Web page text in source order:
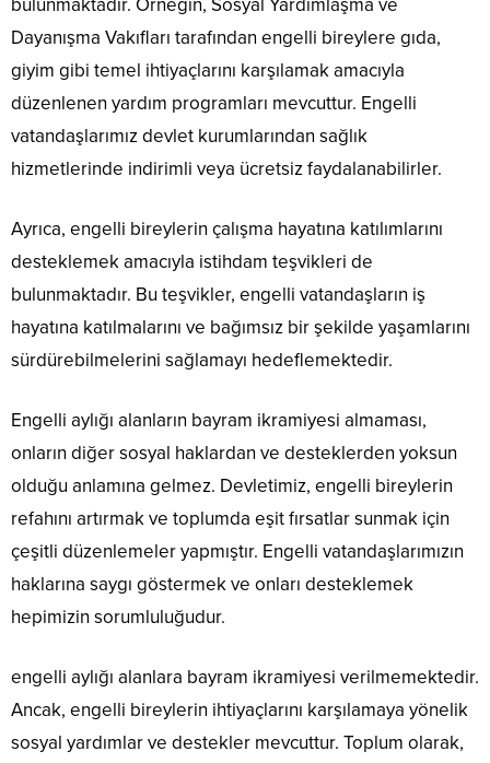
bulunmaktadır. Örneğin, Sosyal Yardımlaşma ve
Dayanışma Vakıfları tarafından engelli bireylere gıda,
giyim gibi temel ihtiyaçlarını karşılamak amacıyla
düzenlenen yardım programları mevcuttur. Engelli
vatandaşlarımız devlet kurumlarından sağlık
hizmetlerinde indirimli veya ücretsiz faydalanabilirler.
Ayrıca, engelli bireylerin çalışma hayatına katılımlarını
desteklemek amacıyla istihdam teşvikleri de
bulunmaktadır. Bu teşvikler, engelli vatandaşların iş
hayatına katılmalarını ve bağımsız bir şekilde yaşamlarını
sürdürebilmelerini sağlamayı hedeflemektedir.
Engelli aylığı alanların bayram ikramiyesi almaması,
onların diğer sosyal haklardan ve desteklerden yoksun
olduğu anlamına gelmez. Devletimiz, engelli bireylerin
refahını artırmak ve toplumda eşit fırsatlar sunmak için
çeşitli düzenlemeler yapmıştır. Engelli vatandaşlarımızın
haklarına saygı göstermek ve onları desteklemek
hepimizin sorumluluğudur.
engelli aylığı alanlara bayram ikramiyesi verilmemektedir.
Ancak, engelli bireylerin ihtiyaçlarını karşılamaya yönelik
sosyal yardımlar ve destekler mevcuttur. Toplum olarak,